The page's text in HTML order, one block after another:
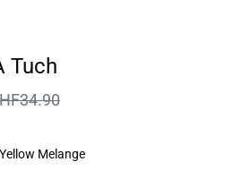
Tuch
Melange